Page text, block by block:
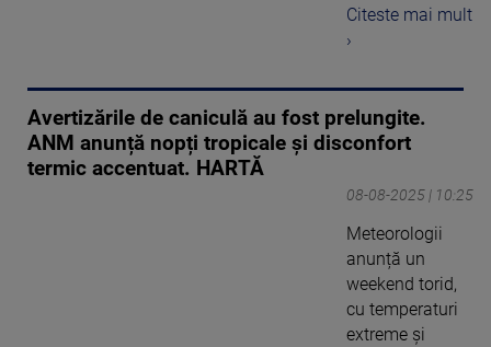
Citeste mai mult
›
Avertizările de caniculă au fost prelungite.
ANM anunță nopți tropicale și disconfort
termic accentuat. HARTĂ
08-08-2025 | 10:25
Meteorologii
anunță un
weekend torid,
cu temperaturi
extreme și